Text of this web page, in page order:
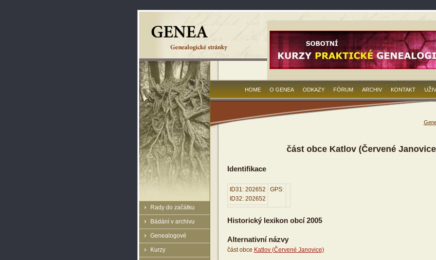
Rady do začátku
Bádání v archivu
Genealogové
Kurzy
HOME O GENEA ODKAZY FÓRUM ARCHIV KONTAKT
část obce Katlov (Červené
Identifikace
ID31: 202652
ID32: 202652
GPS:
Historický lexikon obcí 2005
Alternativní názvy
část obce Katlov (Červené Janovice)